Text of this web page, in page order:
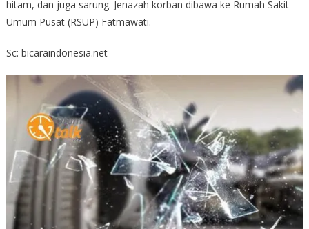
hitam, dan juga sarung. Jenazah korban dibawa ke Rumah Sakit
Umum Pusat (RSUP) Fatmawati.
Sc: bicaraindonesia.net